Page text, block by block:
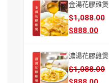
金湯花膠雞煲
$1,088.00
原
始
格：
$1,088.00。
$888.00
目
前
格：
$888.00。
濃湯花膠雞煲
$1,088.00
原
目